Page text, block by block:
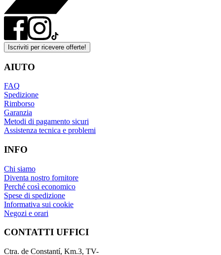
Iscriviti per ricevere offerte!
AIUTO
FAQ
Spedizione
Rimborso
Garanzia
Metodi di pagamento sicuri
Assistenza tecnica e problemi
INFO
Chi siamo
Diventa nostro fornitore
Perché così economico
Spese di spedizione
Informativa sui cookie
Negozi e orari
CONTATTI UFFICI
Ctra. de Constantí, Km.3, TV-